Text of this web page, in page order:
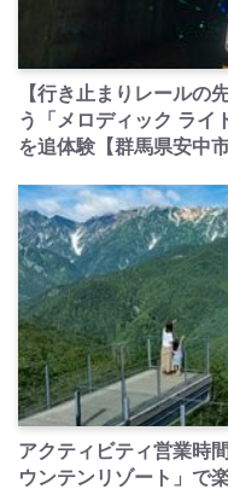
【行き止まりレールの
う「メロディック ライ
を追体験【群馬県安中
アクティビティ営業時
ウンテンリゾート」で